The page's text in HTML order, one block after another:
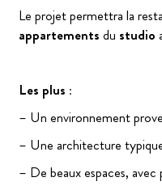
Le projet permettra la
appartements du studio
Les plus :
– Un environnement
– Une architecture
– De beaux espaces,